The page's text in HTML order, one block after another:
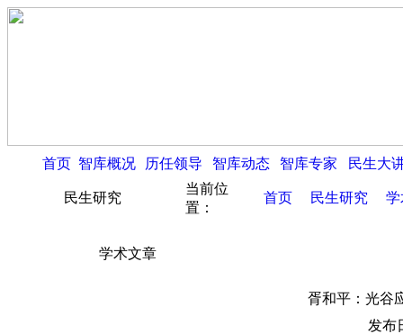
首页 智库概况 历任领导 智库动态 智库专家 民生大
民生研究
当前位
置：
首页 民生研究 学
学术文章
胥和平：光谷
发布